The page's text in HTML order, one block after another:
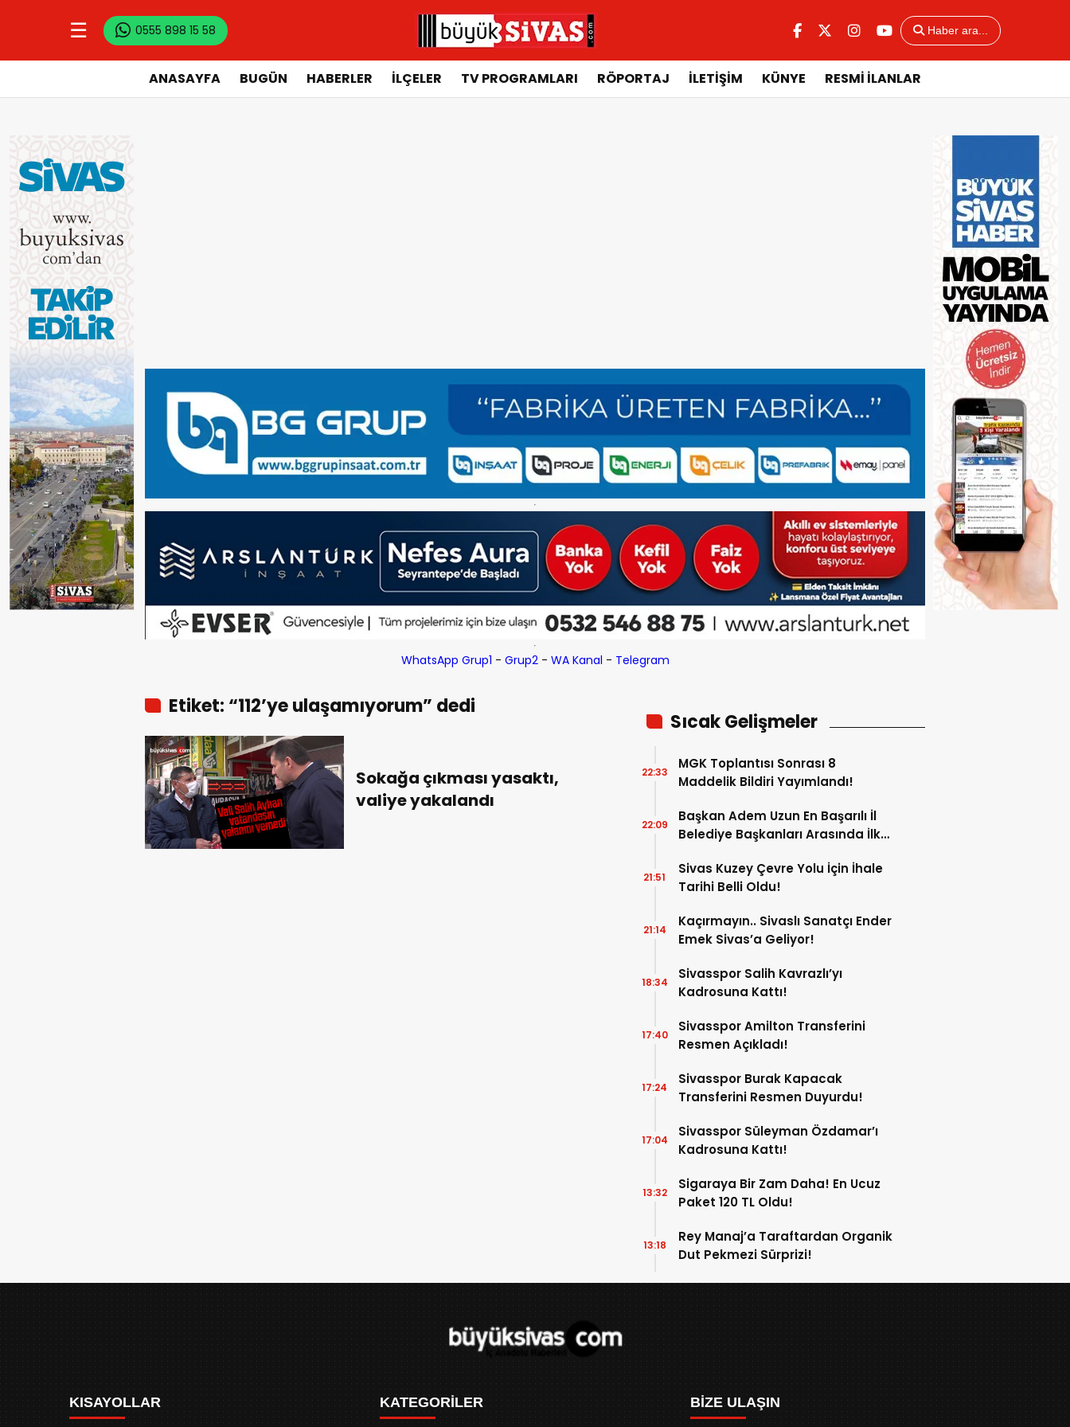
☰ 0555 898 15 58 Haber ara...
ANASAYFA BUGÜN HABERLER İLÇELER TV PROGRAMLARI RÖPORTAJ İLETİŞİM KÜNYE RESMİ İLANLAR
WhatsApp Grup1 - Grup2- WA Kanal - Telegram
Etiket: “112’ye ulaşamıyorum” dedi
Sokağa çıkması yasaktı,
valiye yakalandı
Sıcak Gelişmeler
MGK Toplantısı Sonrası 8
Maddelik Bildiri Yayımlandı!
22:33
Başkan Adem Uzun En Başarılı İl
Belediye Başkanları Arasında İlk
22:09
Sivas Kuzey Çevre Yolu İçin İhale
Tarihi Belli Oldu!
21:51
Kaçırmayın.. Sivaslı Sanatçı Ender
Emek Sivas’a Geliyor!
21:14
Sivasspor Salih Kavrazlı’yı
Kadrosuna Kattı!
18:34
Sivasspor Amilton Transferini
Resmen Açıkladı!
17:40
Sivasspor Burak Kapacak
Transferini Resmen Duyurdu!
17:24
Sivasspor Süleyman Özdamar’ı
Kadrosuna Kattı!
17:04
Sigaraya Bir Zam Daha! En Ucuz
Paket 120 TL Oldu!
13:32
Rey Manaj’a Taraftardan Organik
Dut Pekmezi Sürprizi!
13:18
KISAYOLLAR KATEGORİLER BİZE ULAŞIN